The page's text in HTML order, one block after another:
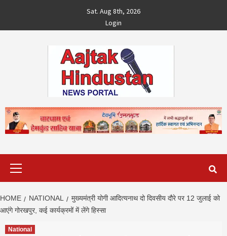
content
Sat. Aug 8th, 2026
Login
HOME NATIONAL
मुख्यमंत्री योगी आदित्यनाथ दो दिवसीय दौरे पर 12 जुलाई को
आएंगे गोरखपुर, कई कार्यक्रमों में लेंगे हिस्सा
National